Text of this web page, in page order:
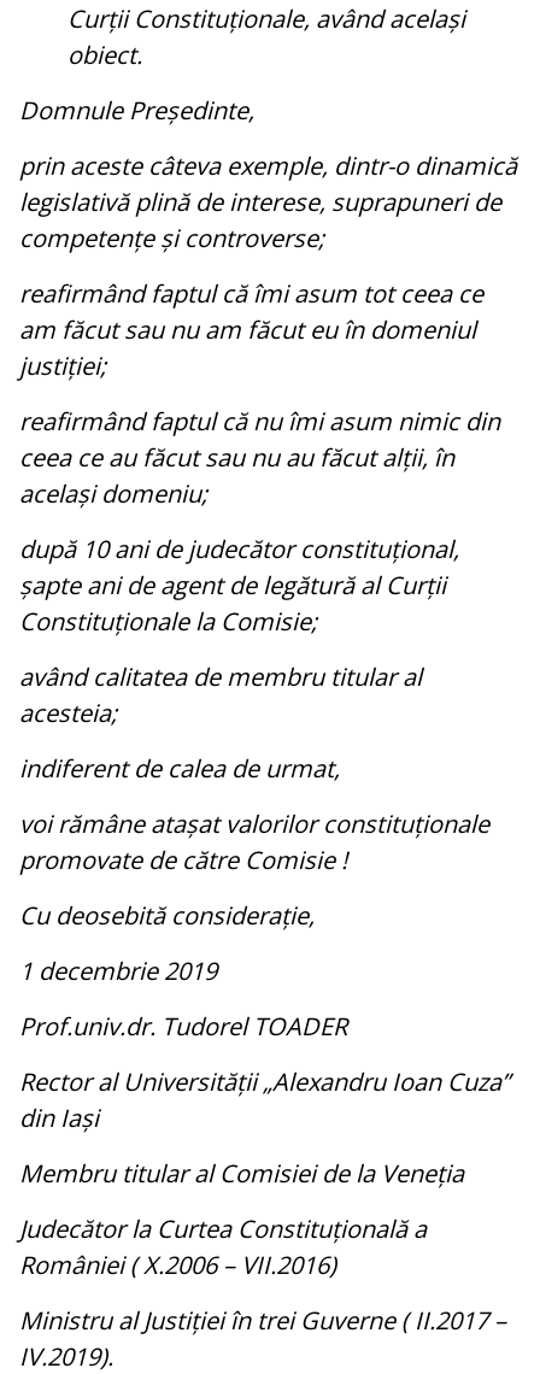
Curții Constituționale, având același
obiect.
Domnule Președinte,
prin aceste câteva exemple, dintr-o dinamică
legislativă plină de interese, suprapuneri de
competențe și controverse;
reafirmând faptul că îmi asum tot ceea ce
am făcut sau nu am făcut eu în domeniul
justiției;
reafirmând faptul că nu îmi asum nimic din
ceea ce au făcut sau nu au făcut alții, în
același domeniu;
după 10 ani de judecător constituțional,
șapte ani de agent de legătură al Curții
Constituționale la Comisie;
având calitatea de membru titular al
acesteia;
indiferent de calea de urmat,
voi rămâne atașat valorilor constituționale
promovate de către Comisie !
Cu deosebită considerație,
1 decembrie 2019
Prof.univ.dr. Tudorel TOADER
Rector al Universității „Alexandru Ioan Cuza”
din Iași
Membru titular al Comisiei de la Veneția
Judecător la Curtea Constituțională a
României ( X.2006 – VII.2016)
Ministru al Justiției în trei Guverne ( II.2017 –
IV.2019).